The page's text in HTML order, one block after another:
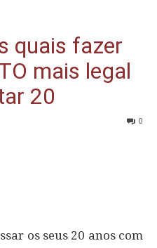
quais fazer
mais legal
20
0
os seus 20 anos com